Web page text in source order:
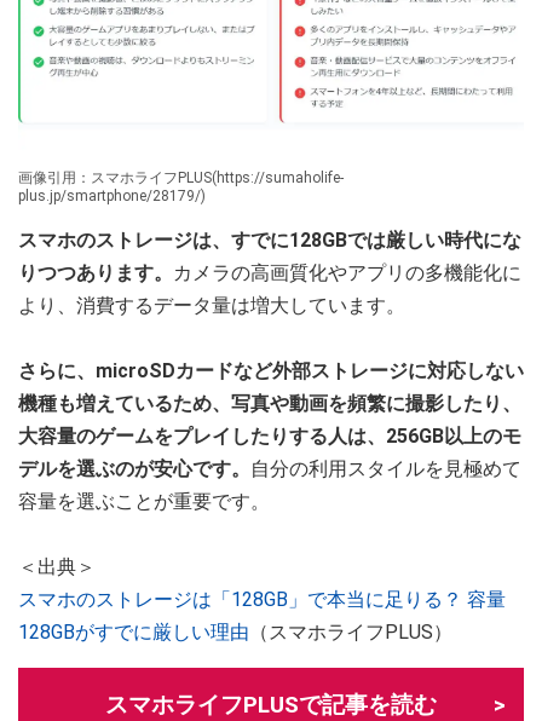
画像引用：スマホライフPLUS(https://sumaholife-
plus.jp/smartphone/28179/)
スマホのストレージは、すでに128GBでは厳しい時代にな
りつつあります。
カメラの高画質化やアプリの多機能化に
より、消費するデータ量は増大しています。
さらに、microSDカードなど外部ストレージに対応しない
機種も増えているため、写真や動画を頻繁に撮影したり、
大容量のゲームをプレイしたりする人は、256GB以上のモ
デルを選ぶのが安心です。
自分の利用スタイルを見極めて
容量を選ぶことが重要です。
＜出典＞
スマホのストレージは「128GB」で本当に足りる？ 容量
128GBがすでに厳しい理由 （スマホライフPLUS）
スマホライフPLUSで記事を読む